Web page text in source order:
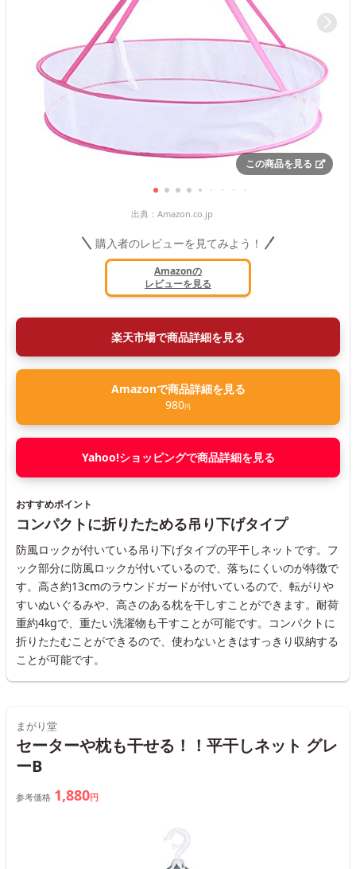
この商品を見る
出典： Amazon.co.jp
購入者のレビューを見てみよう！
Amazonの
レビューを見る
楽天市場で商品詳細を見る
Amazonで商品詳細を見る
980円
Yahoo!ショッピングで商品詳細を見る
おすすめポイント
コンパクトに折りたためる吊り下げタイプ
防風ロックが付いている吊り下げタイプの平干しネットです。フ
ック部分に防風ロックが付いているので、落ちにくいのが特徴で
す。高さ約13cmのラウンドガードが付いているので、転がりや
すいぬいぐるみや、高さのある枕を干しすことができます。耐荷
重約4kgで、重たい洗濯物も干すことが可能です。コンパクトに
折りたたむことができるので、使わないときはすっきり収納する
ことが可能です。
まがり堂
セーターや枕も干せる！！平干しネット グレ
ーB
参考価格 1,880円